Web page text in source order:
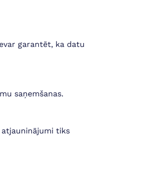
garantēt, ka datu
saņemšanas.
tiks